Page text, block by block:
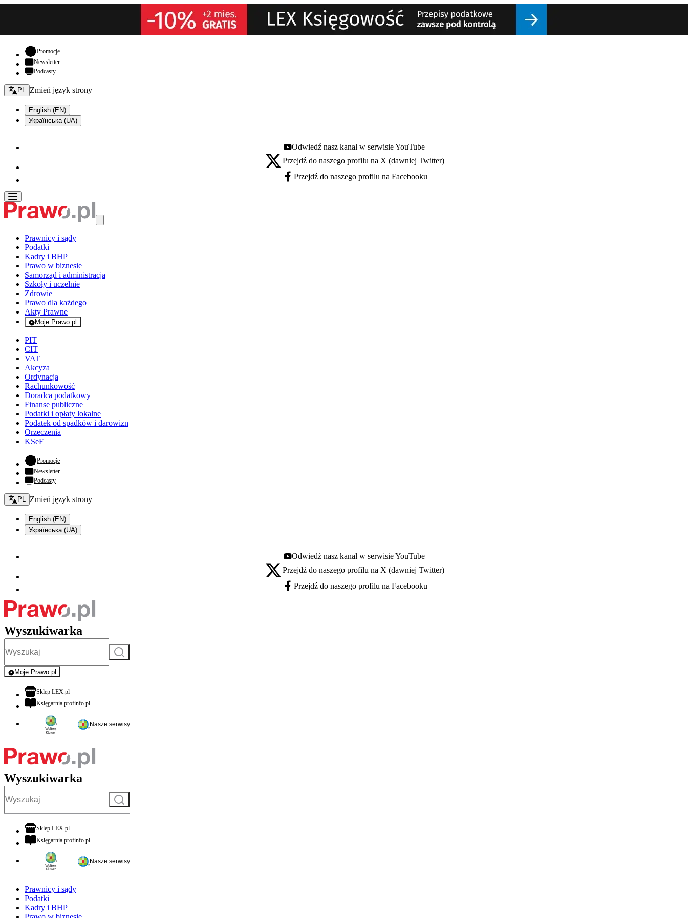
Promocje- otwiera się w nowej karcie
Newsletter
Podcasty
Zmień język - bieżący:
PL Zmień język strony
English (EN)
Українська (UA)
Youtube - otwiera się w nowej karcie
Odwiedź nasz kanał w serwisie YouTube
X - otwiera się w nowej karcie
Przejdź do naszego profilu na X (dawniej Twitter)
Facebook - otwiera się w nowej karcie
Przejdź do naszego profilu na Facebooku
Prawnicy i sądy
Podatki
Kadry i BHP
Prawo w biznesie
Samorząd i administracja
Szkoły i uczelnie
Zdrowie
Prawo dla każdego
Akty Prawne
Moje Prawo.pl
- rejestracja i logowanie do serwisu
PIT
CIT
VAT
Akcyza
Ordynacja
Rachunkowość
Doradca podatkowy
Finanse publiczne
Podatki i opłaty lokalne
Podatek od spadków i darowizn
Orzeczenia
KSeF
Promocje- otwiera się w nowej karcie
Newsletter
Podcasty
Zmień język - bieżący:
PL Zmień język strony
English (EN)
Українська (UA)
Youtube - otwiera się w nowej karcie
Odwiedź nasz kanał w serwisie YouTube
X - otwiera się w nowej karcie
Przejdź do naszego profilu na X (dawniej Twitter)
Facebook - otwiera się w nowej karcie
Przejdź do naszego profilu na Facebooku
Wyszukiwarka
Szukaj
Moje Prawo.pl
- rejestracja i logowanie do serwisu
Sklep LEX.plotwiera się w nowej karcie
Księgarnia profinfo.plotwiera się w nowej karcie
Nasze serwisy
Wyszukiwarka
Szukaj
Sklep LEX.plotwiera się w nowej karcie
Księgarnia profinfo.plotwiera się w nowej karcie
Nasze serwisy
Prawnicy i sądy
Podatki
Kadry i BHP